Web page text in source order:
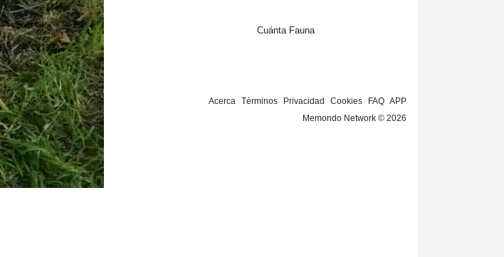
Cuánta Fauna
Acerca Términos Privacidad Cookies FAQ APP
Memondo Network © 2026